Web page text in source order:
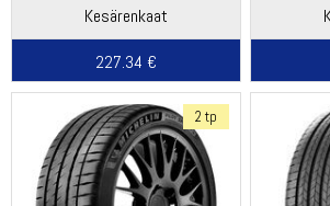
Kesärenkaat
227.34 €
2 tp